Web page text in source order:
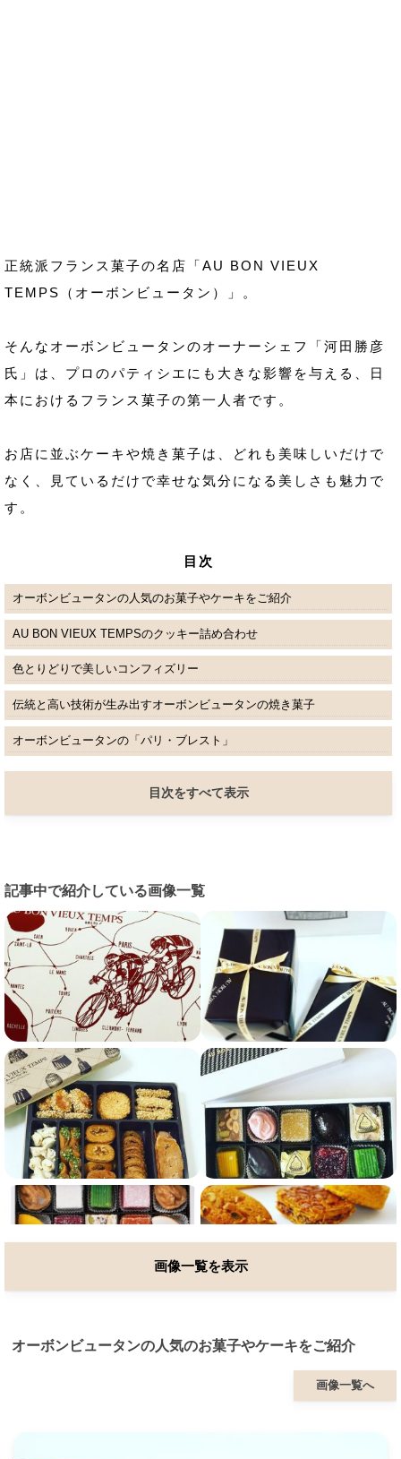
正統派フランス菓子の名店「AU BON VIEUX
TEMPS（オーボンビュータン）」。
そんなオーボンビュータンのオーナーシェフ「河田勝彦
氏」は、プロのパティシエにも大きな影響を与える、日
本におけるフランス菓子の第一人者です。
お店に並ぶケーキや焼き菓子は、どれも美味しいだけで
なく、見ているだけで幸せな気分になる美しさも魅力で
す。
目次
オーボンビュータンの人気のお菓子やケーキをご紹介
AU BON VIEUX TEMPSのクッキー詰め合わせ
色とりどりで美しいコンフィズリー
伝統と高い技術が生み出すオーボンビュータンの焼き菓子
オーボンビュータンの「パリ・ブレスト」
目次をすべて表示
記事中で紹介している画像一覧
画像一覧を表示
オーボンビュータンの人気のお菓子やケーキをご紹介
画像一覧へ